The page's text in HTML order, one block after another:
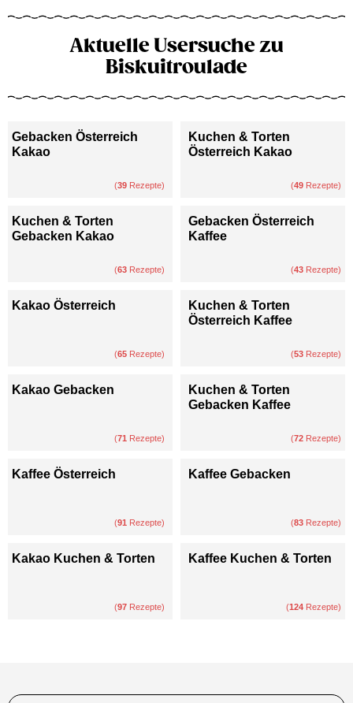
Aktuelle Usersuche zu
Biskuitroulade
Gebacken Österreich
Kakao
(39 Rezepte)
Kuchen & Torten
Österreich Kakao
(49 Rezepte)
Kuchen & Torten
Gebacken Kakao
(63 Rezepte)
Gebacken Österreich
Kaffee
(43 Rezepte)
Kakao Österreich
(65 Rezepte)
Kuchen & Torten
Österreich Kaffee
(53 Rezepte)
Kakao Gebacken
(71 Rezepte)
Kuchen & Torten
Gebacken Kaffee
(72 Rezepte)
Kaffee Österreich
(91 Rezepte)
Kaffee Gebacken
(83 Rezepte)
Kakao Kuchen & Torten
(97 Rezepte)
Kaffee Kuchen & Torten
(124 Rezepte)